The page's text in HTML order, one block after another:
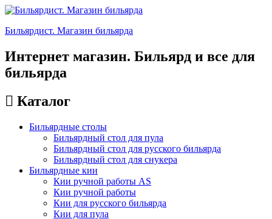
Бильярдист. Магазин бильярда
Интернет магазин. Бильярд и все для
бильярда
Каталог
Бильярдные столы
Бильярдный стол для пула
Бильярдный стол для русского бильярда
Бильярдный стол для снукера
Бильярдные кии
Кии ручной работы AS
Кии ручной работы
Кии для русского бильярда
Кии для пула